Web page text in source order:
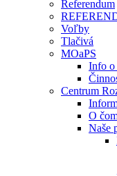
Referendum
Voľby
Tlačivá
MOaPS
Info o
Centrum
O
Naše